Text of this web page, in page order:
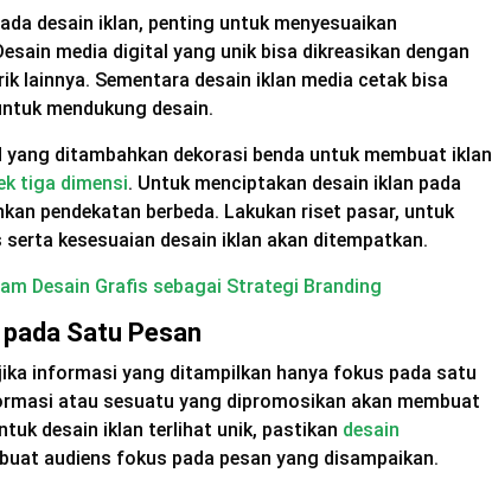
desain iklan, penting untuk menyesuaikan
media digital yang unik bisa dikreasikan dengan
lainnya. Sementara desain iklan media cetak bisa
mendukung desain.
ditambahkan dekorasi benda untuk membuat iklan
tiga dimensi. Untuk menciptakan desain iklan pada
pendekatan berbeda. Lakukan riset pasar, untuk
kesesuaian desain iklan akan ditempatkan.
Desain Grafis sebagai Strategi Branding
Satu Pesan
informasi yang ditampilkan hanya fokus pada satu
atau sesuatu yang dipromosikan akan membuat
desain iklan terlihat unik, pastikan desain
audiens fokus pada pesan yang disampaikan.